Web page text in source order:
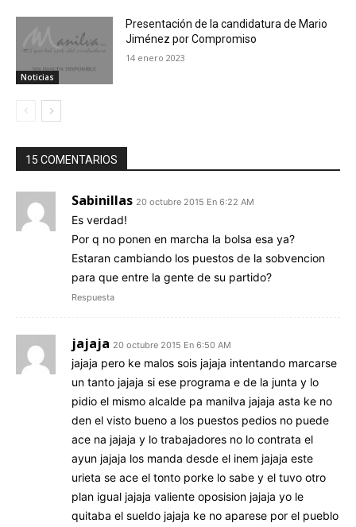
Noticias
Presentación de la candidatura de Mario
Jiménez por Compromiso
14 enero 2023
15 COMENTARIOS
Sabinillas 20 octubre 2015 En 6:22 AM
Es verdad!
Por q no ponen en marcha la bolsa esa ya?
Estaran cambiando los puestos de la sobvencion
para que entre la gente de su partido?
Respuesta
jajaja 20 octubre 2015 En 6:50 AM
jajaja pero ke malos sois jajaja intentando marcarse
un tanto jajaja si ese programa e de la junta y lo
pidio el mismo alcalde pa manilva jajaja asta ke no
den el visto bueno a los puestos pedios no puede
ace na jajaja y lo trabajadores no lo contrata el
ayun jajaja los manda desde el inem jajaja este
urieta se ace el tonto porke lo sabe y el tuvo otro
plan igual jajaja valiente oposision jajaja yo le
quitaba el sueldo jajaja ke no aparese por el pueblo